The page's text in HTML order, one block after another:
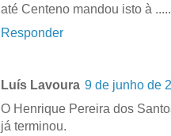
até Centeno mandou isto à .....
Responder
Luís Lavoura 9 de junho de
O Henrique Pereira dos
já terminou.